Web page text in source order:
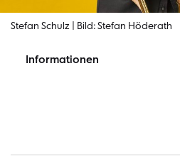
Stefan Schulz | Bild: Stefan Höderath
Informationen